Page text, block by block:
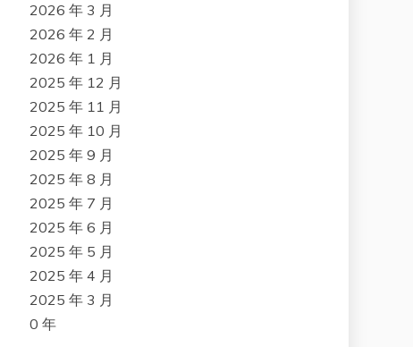
2026 年 3 月
2026 年 2 月
2026 年 1 月
2025 年 12 月
2025 年 11 月
2025 年 10 月
2025 年 9 月
2025 年 8 月
2025 年 7 月
2025 年 6 月
2025 年 5 月
2025 年 4 月
2025 年 3 月
0 年